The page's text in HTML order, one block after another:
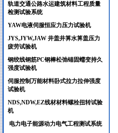
轨道交通公路水运建筑材料工程质量
检测试验系统
YAW电液伺服恒应力压力试验机
JYS,JYW,JAW 井盖井箅水箅盖压力
疲劳试验机
钢绞线钢筋PC钢棒松弛锚固蠕变持久
强度试验机
伺服控制万能材料卧式拉力拉伸强度
试验机
NDS,NDW,EZ线材材料螺栓扭转试验
机
电力电子能源动力电气工程测试系统